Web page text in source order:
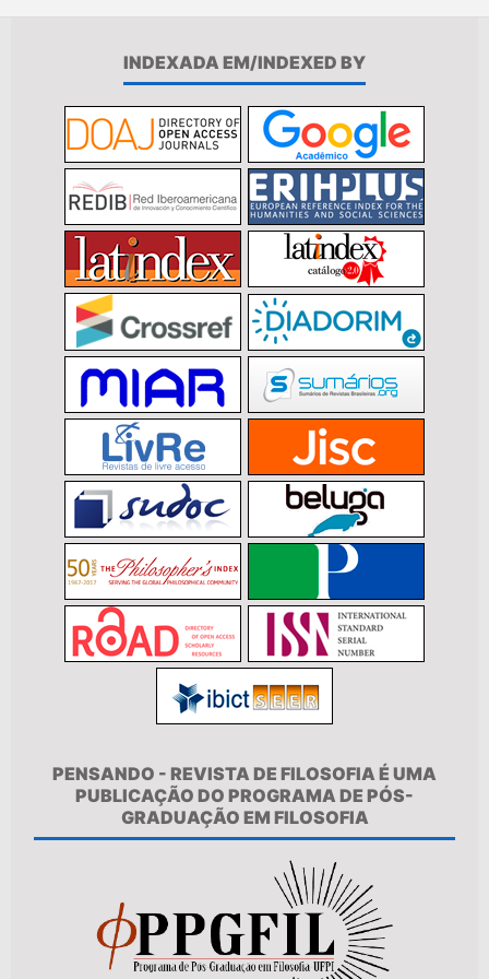
INDEXADA EM/INDEXED BY
PENSANDO - REVISTA DE FILOSOFIA É UMA
PUBLICAÇÃO DO PROGRAMA DE PÓS-
GRADUAÇÃO EM FILOSOFIA